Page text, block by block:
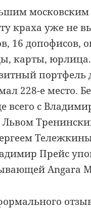
московским
краха уже не
16 допофисов,
карты,
портфель
228-е место.
всего с
Прейс
Angara